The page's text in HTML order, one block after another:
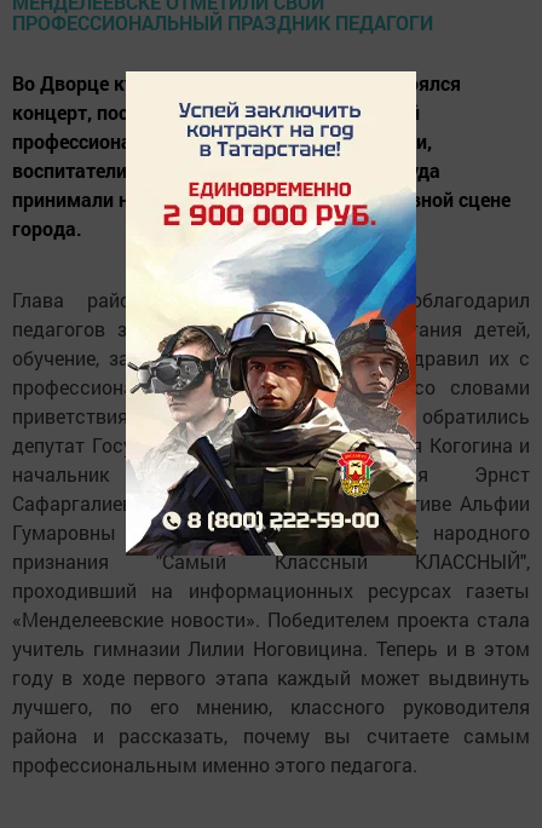
Во Дворце культуры имени С. Гассара состоялся
концерт, посвящённый Дню учителя. В свой
профессиональный праздник преподаватели,
воспитатели, ветераны педагогического труда
принимали награды и поздравления на главной сцене
города.
Глава района Валерий Чершинцев поблагодарил
педагогов за ответственный труд воспитания детей,
обучение, заботу и терпение, а также поздравил их с
профессиональным праздником. Также со словами
приветствия и благодарности к педагогам обратились
депутат Государственной Думы РФ Альфия Когогина и
начальник Управления образования Эрнст
Сафаргалиев. В прошлом году по инициативе Альфии
Гумаровны стартовал городской конкурс народного
признания "Самый Классный КЛАССНЫЙ",
проходивший на информационных ресурсах газеты
«Менделеевские новости». Победителем проекта стала
учитель гимназии Лилии Ноговицина. Теперь и в этом
году в ходе первого этапа каждый может выдвинуть
лучшего, по его мнению, классного руководителя
района и рассказать, почему вы считаете самым
профессиональным именно этого педагога.